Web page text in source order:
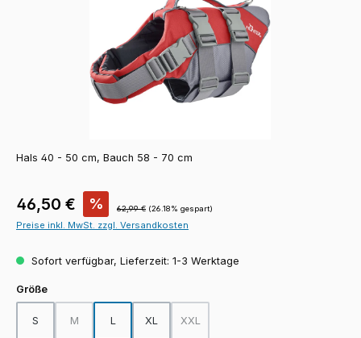
Hals 40 - 50 cm, Bauch 58 - 70 cm
Verkaufspreis:
46,50 € % Regulärer Preis:
62,99 € (26.18% gespart)
Preise inkl. MwSt. zzgl. Versandkosten
Sofort verfügbar, Lieferzeit: 1-3 Werktage
Größeauswählen
S M
(Diese Option ist zurzeit nicht verfügbar.)
L XL XXL
(Diese Option ist zurzeit nicht